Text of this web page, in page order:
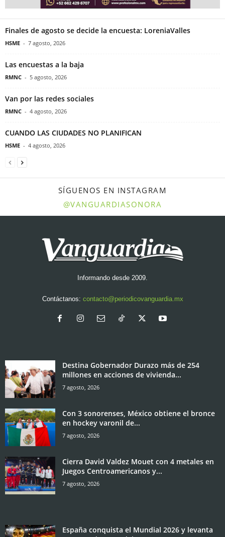
Finales de agosto se decide la encuesta: LoreniaValles
HSME - 7 agosto, 2026
Las encuestas a la baja
RMNC - 5 agosto, 2026
Van por las redes sociales
RMNC - 4 agosto, 2026
CUANDO LAS CIUDADES NO PLANIFICAN
HSME - 4 agosto, 2026
SÍGUENOS EN INSTAGRAM
@VANGUARDIASONORA
Informando desde 2009.
Contáctanos: contacto@periodicovanguardia.mx
Destina Gobernador Durazo más de 254
millones en acciones de vivienda...
7 agosto, 2026
Con 3 sonorenses, México obtiene el bronce
en hockey varonil de...
7 agosto, 2026
Cierra David Valdez Mouet con 4 metales en
Juegos Centroamericanos y...
7 agosto, 2026
España conquista el Mundial 2026 y levanta